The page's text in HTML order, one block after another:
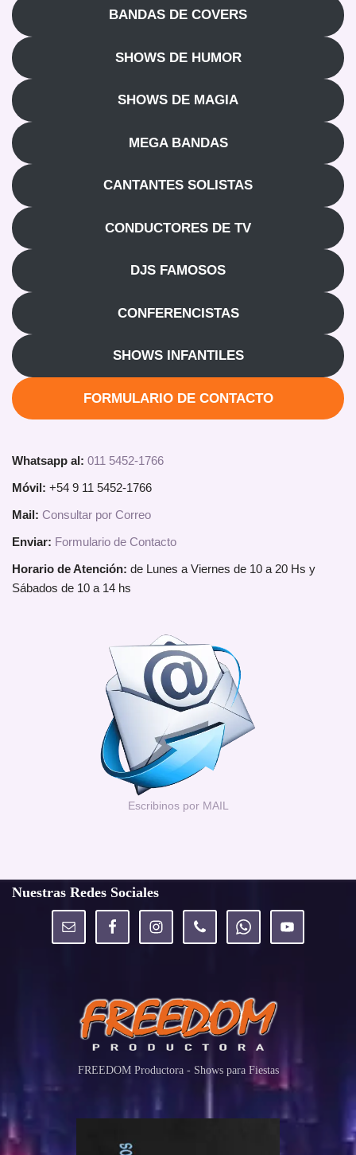
BANDAS DE COVERS
SHOWS DE HUMOR
SHOWS DE MAGIA
MEGA BANDAS
CANTANTES SOLISTAS
CONDUCTORES DE TV
DJS FAMOSOS
CONFERENCISTAS
SHOWS INFANTILES
FORMULARIO DE CONTACTO
Whatsapp al: 011 5452-1766
Móvil: +54 9 11 5452-1766
Mail: Consultar por Correo
Enviar: Formulario de Contacto
Horario de Atención: de Lunes a Viernes de 10 a 20 Hs y
Sábados de 10 a 14 hs
Escribinos por MAIL
Nuestras Redes Sociales
FREEDOM Productora - Shows para Fiestas